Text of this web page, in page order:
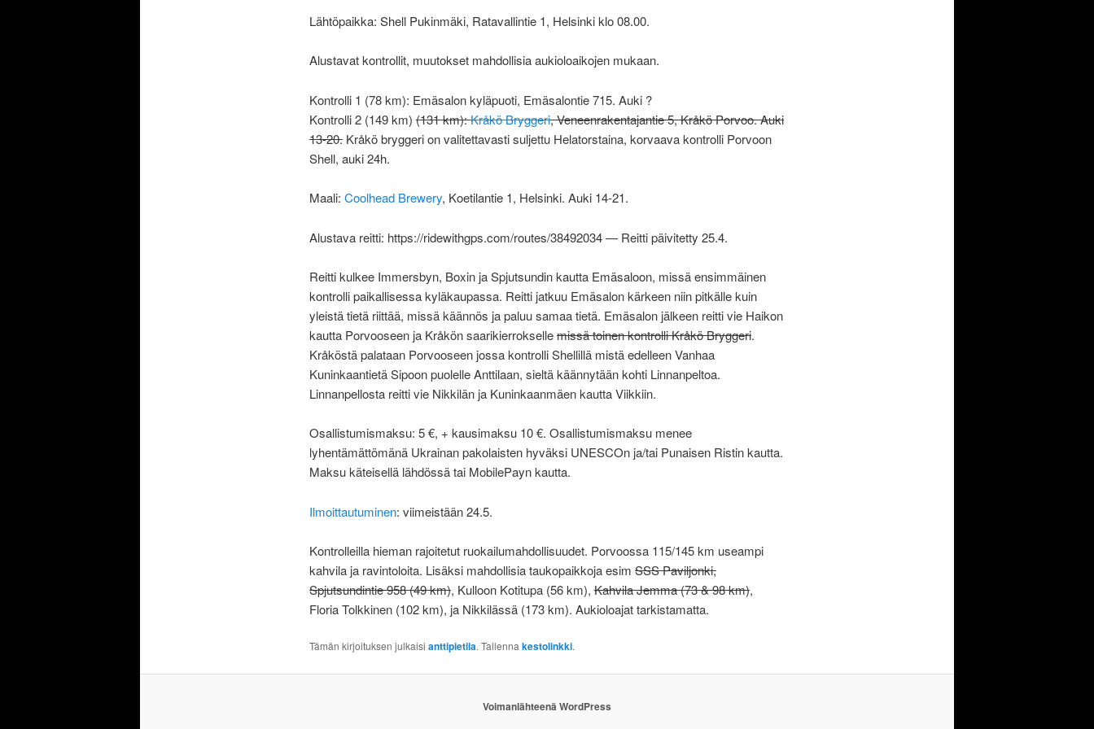
Lähtöpaikka: Shell Pukinmäki, Ratavallintie 1, Helsinki klo 08.00.
Alustavat kontrollit, muutokset mahdollisia aukioloaikojen mukaan.
Kontrolli 1 (78 km): Emäsalon kyläpuoti, Emäsalontie 715. Auki ?
Kontrolli 2 (149 km)(131 km):Kråkö Bryggeri, Veneenrakentajantie 5, Kråkö Porvoo. Auki
13-20.Kråkö bryggeri on valitettavasti suljettu Helatorstaina, korvaava kontrolli Porvoon
Shell, auki 24h.
Maali: Coolhead Brewery, Koetilantie 1, Helsinki. Auki 14-21.
Alustava reitti: https://ridewithgps.com/routes/38492034 — Reitti päivitetty 25.4.
Reitti kulkee Immersbyn, Boxin ja Spjutsundin kautta Emäsaloon, missä ensimmäinen
kontrolli paikallisessa kyläkaupassa. Reitti jatkuu Emäsalon kärkeen niin pitkälle kuin
yleistä tietä riittää, missä käännös ja paluu samaa tietä. Emäsalon jälkeen reitti vie Haikon
kautta Porvooseen ja Kråkön saarikierroksellemissä toinen kontrolli Kråkö Bryggeri.
Kråköstä palataan Porvooseen jossa kontrolli Shellillä mistä edelleen Vanhaa
Kuninkaantietä Sipoon puolelle Anttilaan, sieltä käännytään kohti Linnanpeltoa.
Linnanpellosta reitti vie Nikkilän ja Kuninkaanmäen kautta Viikkiin.
Osallistumismaksu: 5 €, + kausimaksu 10 €. Osallistumismaksu menee
lyhentämättömänä Ukrainan pakolaisten hyväksi UNESCOn ja/tai Punaisen Ristin kautta.
Maksu käteisellä lähdössä tai MobilePayn kautta.
Ilmoittautuminen: viimeistään 24.5.
Kontrolleilla hieman rajoitetut ruokailumahdollisuudet. Porvoossa 115/145 km useampi
kahvila ja ravintoloita. Lisäksi mahdollisia taukopaikkoja esimSSS Paviljonki,
Spjutsundintie 958 (49 km), Kulloon Kotitupa (56 km),Kahvila Jemma (73 & 98 km),
Floria Tolkkinen (102 km), ja Nikkilässä (173 km). Aukioloajat tarkistamatta.
Tämän kirjoituksen julkaisi anttipietila. Tallenna kestolinkki.
Voimanlähteenä WordPress